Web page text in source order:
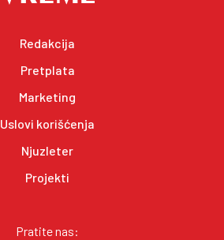
Redakcija
Pretplata
Marketing
Uslovi korišćenja
Njuzleter
Projekti
Pratite nas: